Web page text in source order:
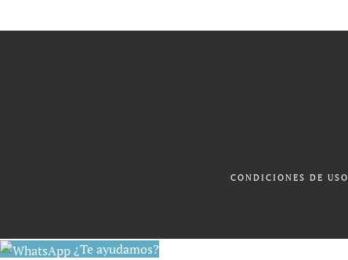
CONDICIONES DE USO
¿Te ayudamos?